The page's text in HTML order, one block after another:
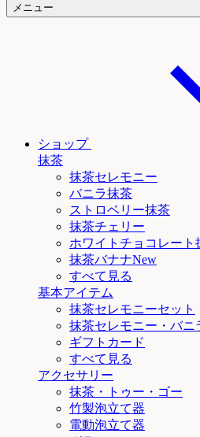
メニュー
ショップ
抹茶
抹茶セレモニー
バニラ抹茶
ストロベリー抹茶
抹茶チェリー
ホワイトチョコレート
抹茶バナナNew
すべて見る
基本アイテム
抹茶セレモニーセット
抹茶セレモニー ・バニ
ギフトカード
すべて見る
アクセサリー
抹茶・トゥー・ゴー
竹製泡立て器
電動泡立て器